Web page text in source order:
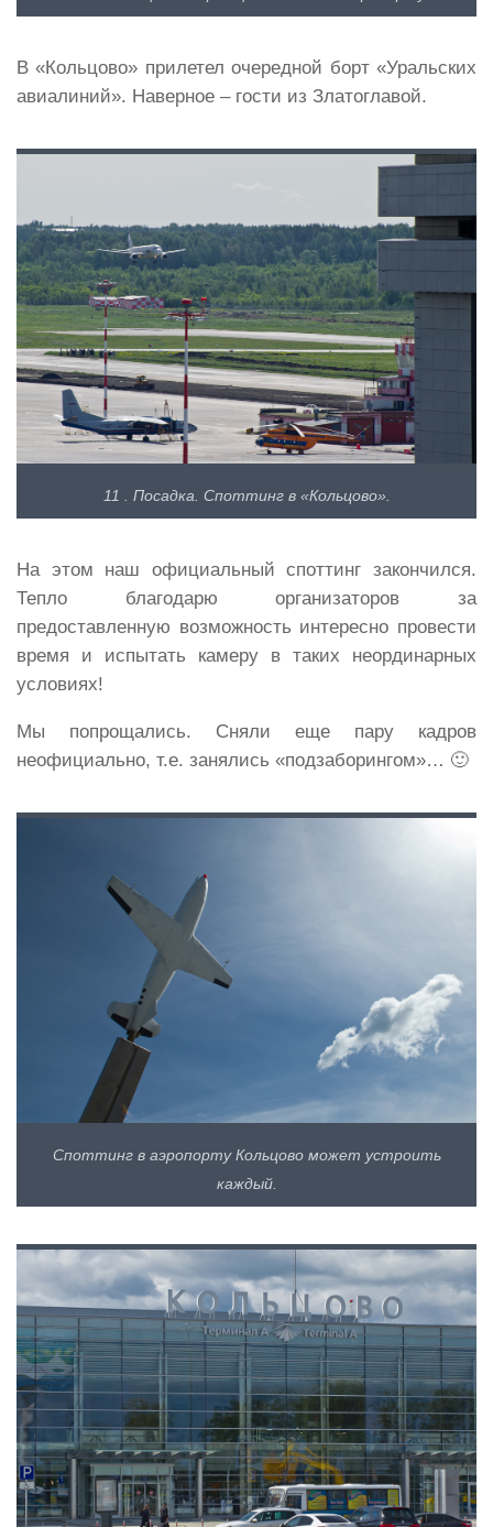
В «Кольцово» прилетел очередной борт «Уральских
авиалиний». Наверное – гости из Златоглавой.
11 . Посадка. Споттинг в «Кольцово».
На этом наш официальный споттинг закончился.
Тепло благодарю организаторов за
предоставленную возможность интересно провести
время и испытать камеру в таких неординарных
условиях!
Мы попрощались. Сняли еще пару кадров
неофициально, т.е. занялись «подзаборингом»… 🙂
Споттинг в аэропорту Кольцово может устроить
каждый.